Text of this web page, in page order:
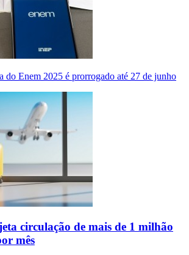
do Enem 2025 é prorrogado até 27 de junho
circulação de mais de 1 milhão
mês